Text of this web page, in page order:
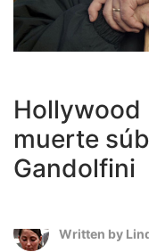
Hollywood
muerte
Gandolfini
Written by